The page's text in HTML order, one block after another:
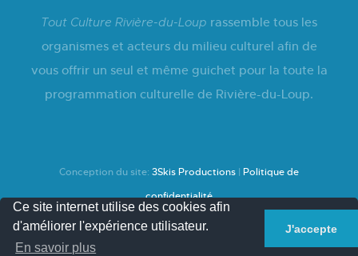
Tout Culture Rivière-du-Loup rassemble tous les
organismes et acteurs du milieu culturel afin de
vous offrir un seul et même guichet pour la toute la
programmation culturelle de Rivière-du-Loup.
Conception du site: 3Skis Productions | Politique de
confidentialité
Ce site internet utilise des cookies afin
d'améliorer l'expérience utilisateur.
En savoir plus
J'accepte